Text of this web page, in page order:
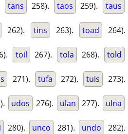
tans 258). taos 259). taus
262). tins 263). toad 264).
toil 267). tola 268). told
271). tufa 272). tuis 273).
udos 276). ulan 277). ulna
280). unco 281). undo 282).